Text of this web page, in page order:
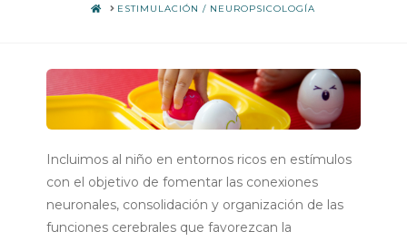
HOMEESTIMULACIÓN / NEUROPSICOLOGÍA
Incluimos al niño en entornos ricos en estímulos
con el objetivo de fomentar las conexiones
neuronales, consolidación y organización de las
funciones cerebrales que favorezcan la